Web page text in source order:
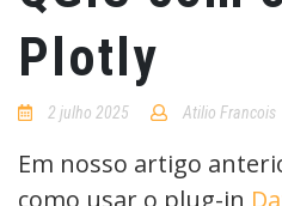
Plotly
2 julho 2025 Atilio Francois
Em nosso artigo
como usar o plug-in